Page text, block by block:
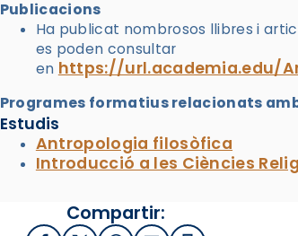
Publicacions
Ha publicat nombrosos llibres i
es poden consultar
en https://url.academia.edu/
Programes formatius relacionats
Estudis
Antropologia filosòfica
Introducció a les Ciències
Compartir: